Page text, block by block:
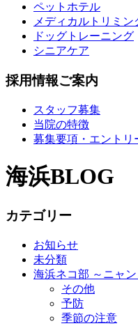
ペットホテル
メディカルトリミン
ドッグトレーニング
シニアケア
採用情報ご案内
スタッフ募集
当院の特徴
募集要項・エントリ
海浜BLOG
カテゴリー
お知らせ
未分類
海浜ネコ部 ～ニャ
その他
予防
季節の注意